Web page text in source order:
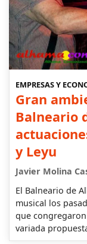
EMPRESAS Y
Gran
Balneario
y Leyu
Javier Molina
El Balneario de
musical los
que
variada